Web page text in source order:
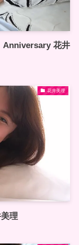
Anniversary 花井
花井美理
理